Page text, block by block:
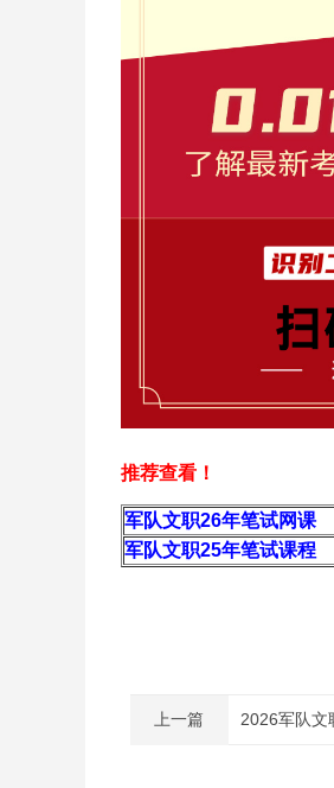
推荐查看！
军队文职26年笔试网课
军队文职25年笔试课程
上一篇 2026军队文